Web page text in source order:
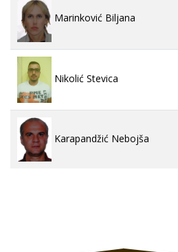
Marinković Biljana
Nikolić Stevica
Karapandžić Nebojša